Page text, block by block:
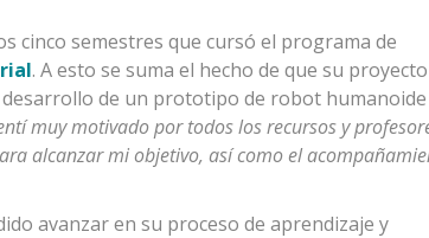
cinco semestres que cursó el programa de
. A esto se suma el hecho de que su
de un prototipo de robot humanoide
muy motivado por todos los recursos y
alcanzar mi objetivo, así como el
avanzar en su proceso de aprendizaje y